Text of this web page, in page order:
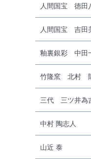
人間国宝 徳田
人間国宝 吉田
釉裏銀彩 中田
竹隆窯 北村
三代 三ツ井為
中村 陶志人
山近 泰